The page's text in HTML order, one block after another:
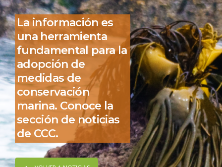
La información es
una herramienta
fundamental para la
adopción de
medidas de
conservación
marina. Conoce la
sección de noticias
de CCC.